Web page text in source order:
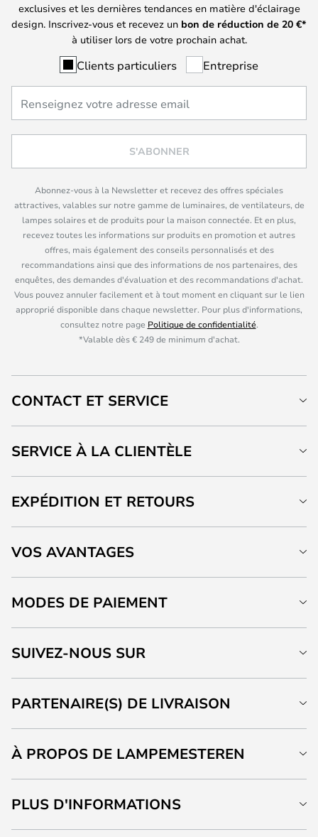
exclusives et les dernières tendances en matière d'éclairage
design. Inscrivez-vous et recevez un bon de réduction de 20 €*
à utiliser lors de votre prochain achat.
Clients particuliers Entreprise
S'ABONNER
Abonnez-vous à la Newsletter et recevez des offres spéciales
attractives, valables sur notre gamme de luminaires, de ventilateurs, de
lampes solaires et de produits pour la maison connectée. Et en plus,
recevez toutes les informations sur produits en promotion et autres
offres, mais également des conseils personnalisés et des
recommandations ainsi que des informations de nos partenaires, des
enquêtes, des demandes d'évaluation et des recommandations d'achat.
Vous pouvez annuler facilement et à tout moment en cliquant sur le lien
approprié disponible dans chaque newsletter. Pour plus d'informations,
consultez notre page Politique de confidentialité.
*Valable dès € 249 de minimum d'achat.
CONTACT ET SERVICE
SERVICE À LA CLIENTÈLE
EXPÉDITION ET RETOURS
VOS AVANTAGES
MODES DE PAIEMENT
SUIVEZ-NOUS SUR
PARTENAIRE(S) DE LIVRAISON
À PROPOS DE LAMPEMESTEREN
PLUS D'INFORMATIONS